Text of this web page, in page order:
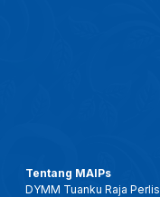
Tentang MAIPs
DYMM Tuanku Raja Perlis